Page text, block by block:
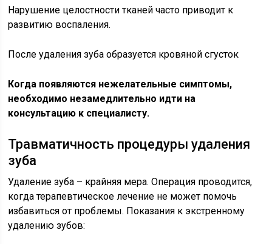
Нарушение целостности тканей часто приводит к
развитию воспаления.
После удаления зуба образуется кровяной сгусток
Когда появляются нежелательные симптомы,
необходимо незамедлительно идти на
консультацию к специалисту.
Травматичность процедуры удаления
зуба
Удаление зуба – крайняя мера. Операция проводится,
когда терапевтическое лечение не может помочь
избавиться от проблемы. Показания к экстренному
удалению зубов: